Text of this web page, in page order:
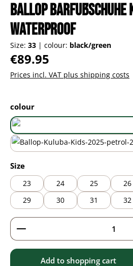
Ballop Barfußschuhe
Waterproof
Size: 33 | colour: black/green
Regular price:
€89.95
Prices incl. VAT plus shipping costs
Select
colour
black/green
Select
Size
23 24 25 26
29
30 31 32
Product Quantity: Enter the
Add to shopping cart